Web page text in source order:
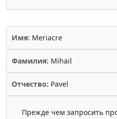
Имя: Meriacre
Фамилия: Mihail
Отчество: Pavel
Прежде чем запросить